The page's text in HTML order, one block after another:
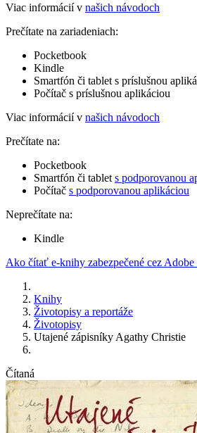
Viac informácií v našich návodoch
Prečítate na zariadeniach:
Pocketbook
Kindle
Smartfón či tablet s príslušnou
Počítač s príslušnou aplikáciou
Viac informácií v našich návodoch
Prečítate na:
Pocketbook
Smartfón či tablet s podporovanou
Počítač s podporovanou aplikáciou
Neprečítate na:
Kindle
Ako čítať e-knihy zabezpečené cez
Knihy
Životopisy a reportáže
Životopisy
Utajené zápisníky Agathy Christie
Čítaná